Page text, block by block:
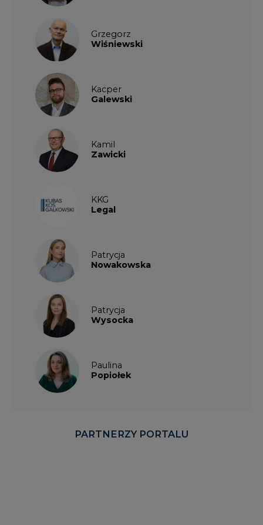
Grzegorz
Wiśniewski
Kacper
Galewski
Kamil
Zawicki
KKG
Legal
Patrycja
Nowakowska
Patrycja
Wysocka
Paulina
Popiołek
PARTNERZY PORTALU